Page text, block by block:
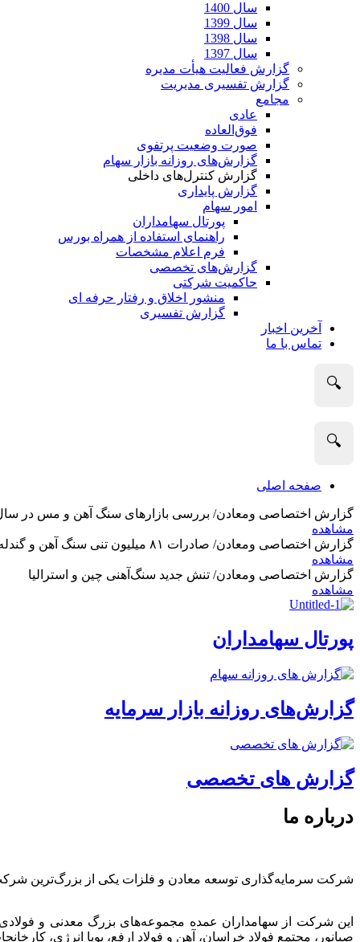
سال 1400
سال 1399
سال 1398
سال 1397
گزارش فعالیت هیأت مدیره
گزارش تفسیری مدیریت
مجامع
عادی
فوق‌العاده
صورت وضعیت پرتفوی
گزارش‌های روزانه بازار سهام
گزارش کنترل‌های داخلی
گزارش پایداری
امور سهام
پورتال سهامداران
راهنمای استفاده از همراه بورس
فرم اعلام مشخصات
گزارش‌های تخصصی
حاکمیت شرکتی
منشور اخلاق و رفتار حرفه­ ای
گزارش تفسیری
آخرین اخبار
تماس با ما
🔍
🔍
صفحه اصلی
گزارش اختصاصی ومعادن/ بررسی بازارهای سنگ آهن و مس در سال 2025 و نگاه تحلیلگران به
مشاهده
گزارش اختصاصی ومعادن/ صادرات ۸۱ میلیون تنی سنگ آهن و گندله استرالیا در ماه گذشته
مشاهده
گزارش اختصاصی ومعادن/ تنش جدید سنگ‌آهنی چین و استرالیا
مشاهده
پورتال سهامداران
گزارش‌های روزانه بازار سرمایه
گزارش های تخصصی
درباره ما
شرکت سرمایه‌گذاری توسعه معادن و فلزات یکی از بزرگ‌ترین
این شرکت از سهامداران عمده مجموعه‌های بزرگ معدنی و
صبانور، مجتمع فولاد خراسان، آهن و فولاد ارفع، پویا انرژی،